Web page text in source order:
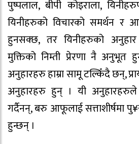
पुष्पलाल, बीपी कोइराला,
यिनीहरुको विचारको समर्थन र
हुनसक्छ, तर यिनीहरुको अनुहार
मुक्तिको निम्ती प्रेरणा नै
अनुहारहरु हाम्रा सामू टल्किँदै छन्,
अनुहारहरु हुन् । यी अनुहारहरुले
गर्दैनन्, बरु आफूलाई सत्ताशीर्षमा
हुन्छन् ।